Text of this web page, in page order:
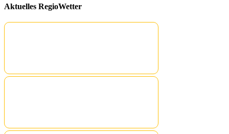
Aktuelles RegioWetter